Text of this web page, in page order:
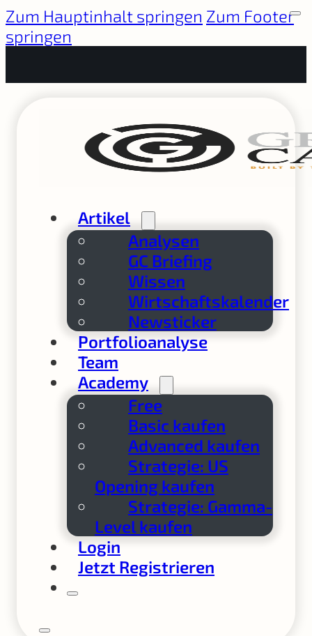
Zum Hauptinhalt springen Zum Footer
springen
Artikel
Analysen
GC Briefing
Wissen
Wirtschaftskalender
Newsticker
Portfolioanalyse
Team
Academy
Free
Basic kaufen
Advanced kaufen
Strategie: US
Opening kaufen
Strategie: Gamma-
Level kaufen
Login
Jetzt Registrieren